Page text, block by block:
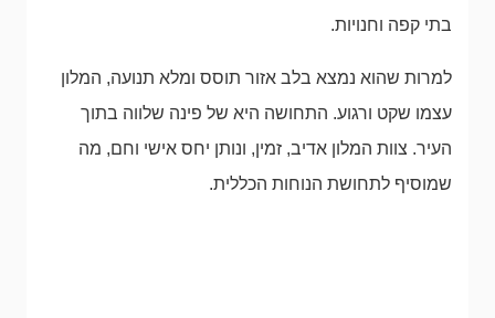
בתי קפה וחנויות.
למרות שהוא נמצא בלב אזור תוסס ומלא תנועה, המלון
עצמו שקט ורגוע. התחושה היא של פינה שלווה בתוך
העיר. צוות המלון אדיב, זמין, ונותן יחס אישי וחם, מה
שמוסיף לתחושת הנוחות הכללית.